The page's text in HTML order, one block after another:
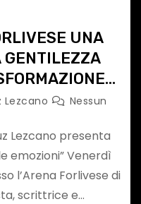
UNA
GENTILEZZA
Lezcano
Nessun
Lezcano presenta
emozioni” Venerdì
l’Arena Forlivese di
scrittrice e…